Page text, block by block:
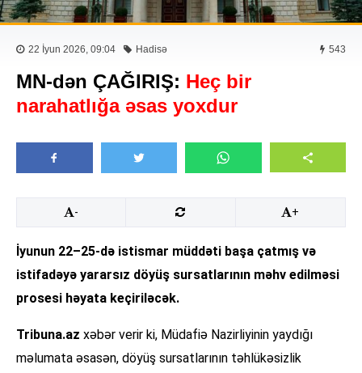
22 İyun 2026, 09:04 Hadisə 543
MN-dən ÇAĞIRIŞ: Heç bir
narahatlığa əsas yoxdur
- +
İyunun 22–25-də istismar müddəti başa çatmış və
istifadəyə yararsız döyüş sursatlarının məhv edilməsi
prosesi həyata keçiriləcək.
Tribuna.az xəbər verir ki, Müdafiə Nazirliyinin yaydığı
məlumata əsasən, döyüş sursatlarının təhlükəsizlik